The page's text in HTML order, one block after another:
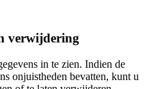
verwijdering
in te zien. Indien de
onjuistheden bevatten, kunt u